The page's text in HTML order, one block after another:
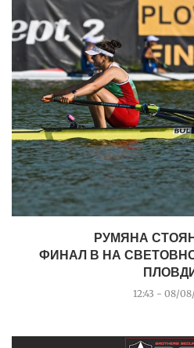
РУМЯНА
ФИНАЛ B НА
12:43 - 08/